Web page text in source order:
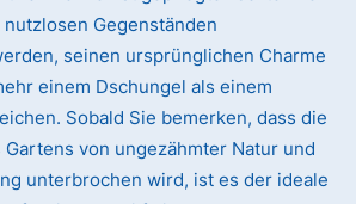
Gegenständen
seinen ursprünglichen Charme
einem Dschungel als einem
Sobald Sie bemerken, dass die
Gartens von ungezähmter Natur und
unterbrochen wird, ist es der ideale